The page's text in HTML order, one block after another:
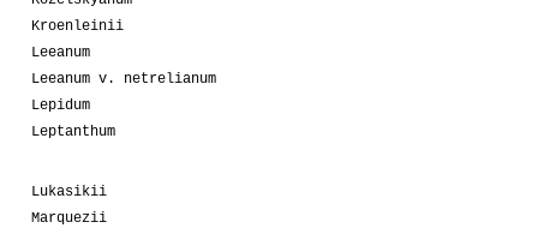
Kroenleinii
Leeanum
Leeanum v. netrelianum
Lepidum
Leptanthum
Lukasikii
Marquezii